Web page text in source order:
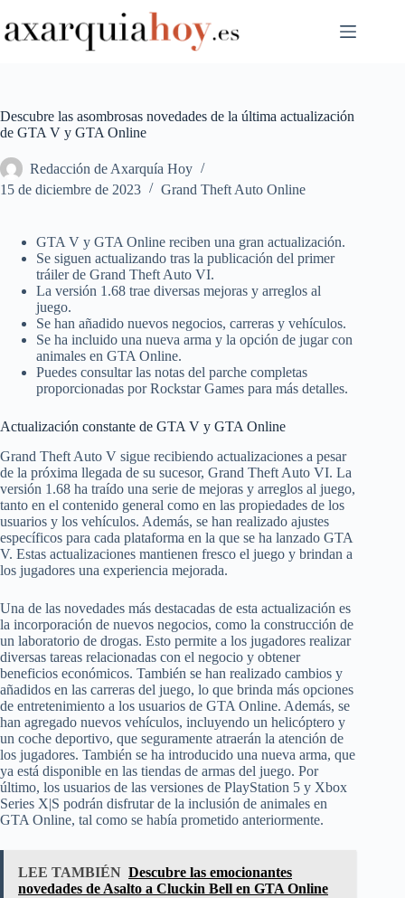
al
contenido
Descubre las asombrosas novedades de la última actualización
de GTA V y GTA Online
Redacción de Axarquía Hoy
15 de diciembre de 2023
Grand Theft Auto Online
GTA V y GTA Online reciben una gran actualización.
Se siguen actualizando tras la publicación del primer
tráiler de Grand Theft Auto VI.
La versión 1.68 trae diversas mejoras y arreglos al
juego.
Se han añadido nuevos negocios, carreras y vehículos.
Se ha incluido una nueva arma y la opción de jugar con
animales en GTA Online.
Puedes consultar las notas del parche completas
proporcionadas por Rockstar Games para más detalles.
Actualización constante de GTA V y GTA Online
Grand Theft Auto V sigue recibiendo actualizaciones a pesar
de la próxima llegada de su sucesor, Grand Theft Auto VI. La
versión 1.68 ha traído una serie de mejoras y arreglos al juego,
tanto en el contenido general como en las propiedades de los
usuarios y los vehículos. Además, se han realizado ajustes
específicos para cada plataforma en la que se ha lanzado GTA
V. Estas actualizaciones mantienen fresco el juego y brindan a
los jugadores una experiencia mejorada.
Una de las novedades más destacadas de esta actualización es
la incorporación de nuevos negocios, como la construcción de
un laboratorio de drogas. Esto permite a los jugadores realizar
diversas tareas relacionadas con el negocio y obtener
beneficios económicos. También se han realizado cambios y
añadidos en las carreras del juego, lo que brinda más opciones
de entretenimiento a los usuarios de GTA Online. Además, se
han agregado nuevos vehículos, incluyendo un helicóptero y
un coche deportivo, que seguramente atraerán la atención de
los jugadores. También se ha introducido una nueva arma, que
ya está disponible en las tiendas de armas del juego. Por
último, los usuarios de las versiones de PlayStation 5 y Xbox
Series X|S podrán disfrutar de la inclusión de animales en
GTA Online, tal como se había prometido anteriormente.
LEE TAMBIÉN Descubre las emocionantes
novedades de Asalto a Cluckin Bell en GTA Online